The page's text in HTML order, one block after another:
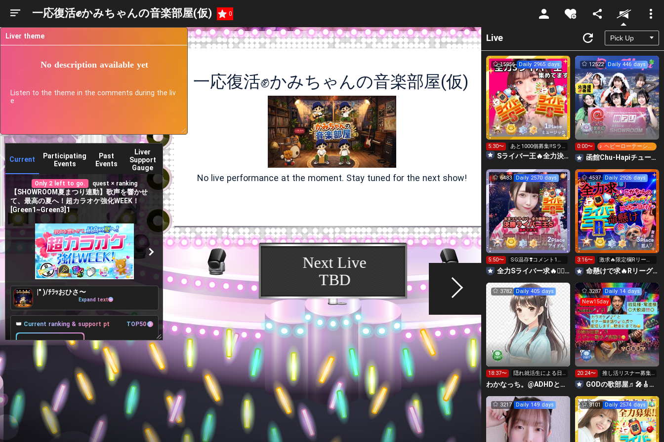
一応復活✊かみちゃんの音楽部屋(仮) 0
Unmute
一応復活✊かみちゃんの音楽部屋(仮)
No live performance at the moment. Stay tuned for the next show!
Current
Participating
Events
Past
Events
Liver
Support
Gauge
Only 2 left to go. quest × ranking
【SHOWROOM夏まつり連動】歌声を響かせ
て、最高の夏へ！超カラオケ強化WEEK！
[Green1~Green3]1
|" )/ﾁﾗｯおひさ〜
Expand text
👑 Current ranking & support pt TOP50
16Place
8,830pt
15Place
+635pt
17Place
-202pt
Target Lv, Support pt, Benefits All 40Lv
Goals 9Lv10,000pt
1,170pt more to achieve
スペシャルギフトのお礼コールを見直して
みよう！
Liver theme
No description available yet
Listen to the theme in the comments during the liv
e
Live
1Place
ミュージック
15956 Daily 2965 days
5:30〜
あと1000個募集‼️Sラ
イバー王👑投げれま
Sライバー王🔥全力決勝🗽🌈Annnnnaの空⛱
12522 Daily 446 days
0:00〜
♪ ヘビーローテーショ
ン
函館Chu-Hapiチューハピ🌈
2Place
アイドル
6483 Daily 2570 days
5:50〜
SG温存❣️コメント1回
で無料の S求🧡
全力Sライバー求🔥❤️‍🔥147cm深川史那のルーム🐸🎈
3Place
芸人
4537 Daily 2926 days
3:16〜
激求🔥限定欄Rリーグ
👑0時～枠に来れる方
ギフト温存
命懸けで求🔥Rリーグ👑夏祭実行委員長🎆こがちゃんのちばります
3782 Daily 405 days
18:37〜
隠れ就活生による日
常⭐️
わかなっち。@ADHDと手帳タイム
3287
Daily 14 days
New15day
20:24〜
推し活リスナー募集
中、皆様楽しんでい
って下さい😆🎸
GODの歌部屋♬🎤🎸☆♬🌟
3217 Daily 149 days 3101 Daily 2574 days